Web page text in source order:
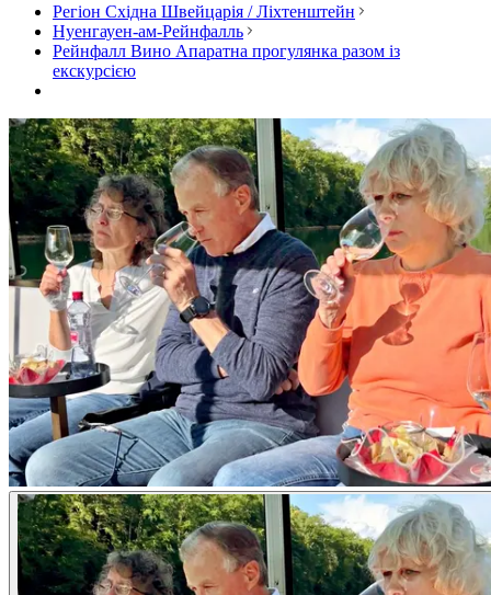
Регіон Східна Швейцарія / Ліхтенштейн
Нуенгауен-ам-Рейнфалль
Рейнфалл Вино Апаратна прогулянка разом із
екскурсією